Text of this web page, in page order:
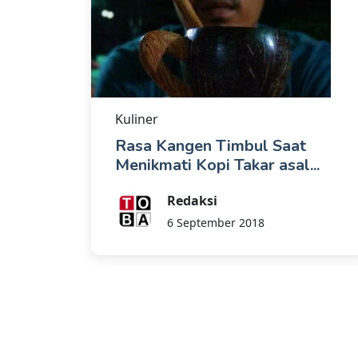
Kuliner
Rasa Kangen Timbul Saat
Menikmati Kopi Takar asal...
Redaksi
6 September 2018